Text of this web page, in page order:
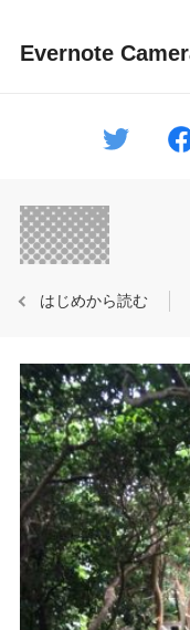
Evernote
はじめから読む